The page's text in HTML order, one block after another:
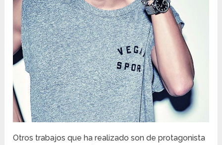
Otros trabajos que ha realizado son de protagonista